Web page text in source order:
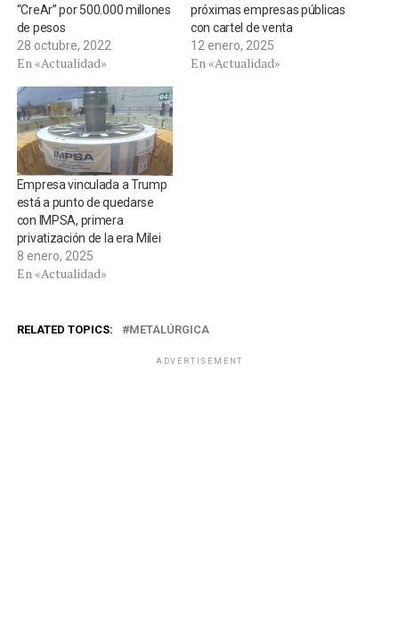
“CreAr” por 500.000 millones
de pesos
28 octubre, 2022
En «Actualidad»
próximas empresas públicas
con cartel de venta
12 enero, 2025
En «Actualidad»
Empresa vinculada a Trump
está a punto de quedarse
con IMPSA, primera
privatización de la era Milei
8 enero, 2025
En «Actualidad»
RELATED TOPICS: METALÚRGICA
ADVERTISEMENT